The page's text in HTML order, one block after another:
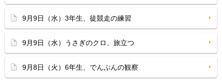
9月9日（水）3年生、徒競走の練習
9月9日（水）うさぎのクロ、旅立つ
9月8日（火）6年生、でんぷんの観察